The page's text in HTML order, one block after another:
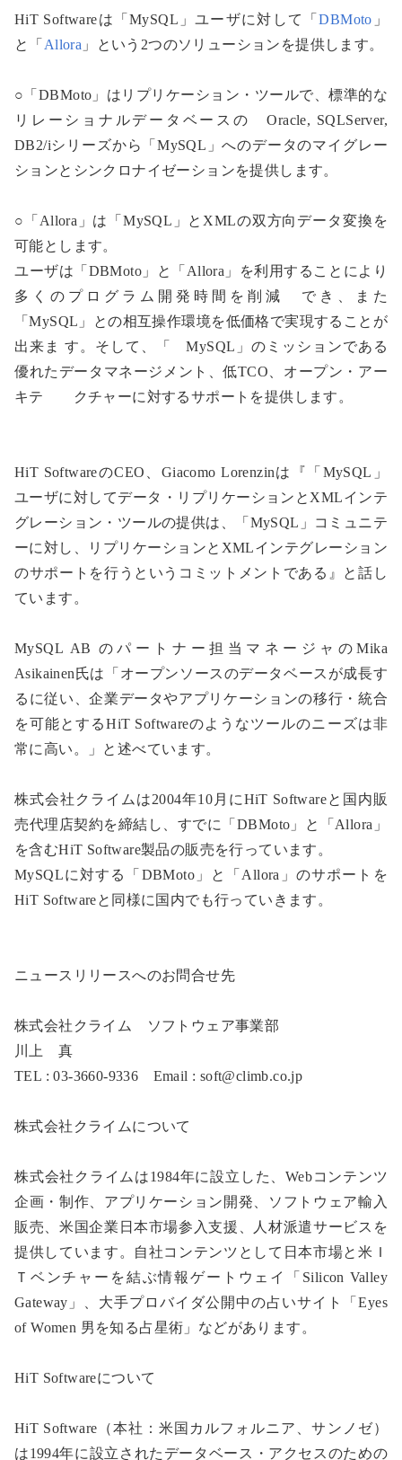
HiT Softwareは「MySQL」ユーザに対して「DBMoto 」
と「 Allora 」という2つのソリューションを提供します。
○「DBMoto」はリプリケーション・ツールで、標準的な
リレーショナルデータベースの Oracle, SQLServer,
DB2/iシリーズから「MySQL」へのデータのマイグレー
ションとシンクロナイゼーションを提供します。
○「Allora」は「MySQL」とXMLの双方向データ変換を
可能とします。
ユーザは「DBMoto」と「Allora」を利用することにより
多くのプログラム開発時間を削減 でき、また
「MySQL」との相互操作環境を低価格で実現することが
出来ま す。そして、「 MySQL」のミッションである
優れたデータマネージメント、低TCO、オープン・アー
キテ クチャーに対するサポートを提供します。
HiT SoftwareのCEO、Giacomo Lorenzinは『「MySQL」
ユーザに対してデータ・リプリケーションとXMLインテ
グレーション・ツールの提供は、「MySQL」コミュニテ
ーに対し、リプリケーションとXMLインテグレーション
のサポートを行うというコミットメントである』と話し
ています。
MySQL AB のパートナー担当マネージャのMika
Asikainen氏は「オープンソースのデータベースが成長す
るに従い、企業データやアプリケーションの移行・統合
を可能とするHiT Softwareのようなツールのニーズは非
常に高い。」と述べています。
株式会社クライムは2004年10月にHiT Softwareと国内販
売代理店契約を締結し、すでに「DBMoto」と「Allora」
を含むHiT Software製品の販売を行っています。
MySQLに対する「DBMoto」と「Allora」のサポートを
HiT Softwareと同様に国内でも行っていきます。
ニュースリリースへのお問合せ先
株式会社クライム ソフトウェア事業部
川上 真
TEL : 03-3660-9336 Email : soft@climb.co.jp
株式会社クライムについて
株式会社クライムは1984年に設立した、Webコンテンツ
企画・制作、アプリケーション開発、ソフトウェア輸入
販売、米国企業日本市場参入支援、人材派遣サービスを
提供しています。自社コンテンツとして日本市場と米Ｉ
Ｔベンチャーを結ぶ情報ゲートウェイ「Silicon Valley
Gateway」、大手プロバイダ公開中の占いサイト「Eyes
of Women 男を知る占星術」などがあります。
HiT Softwareについて
HiT Software（本社：米国カルフォルニア、サンノゼ）
は1994年に設立されたデータベース・アクセスのための